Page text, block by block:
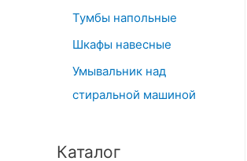
Тумбы напольные
Шкафы навесные
Умывальник над
стиральной машиной
Каталог